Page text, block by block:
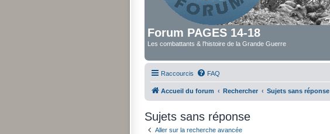
Forum PAGES 14-18
Les combattants & l'histoire de la Grande Guerre
Raccourcis FAQ
Accueil du forum Rechercher Sujets sans réponse
Sujets sans réponse
Aller sur la recherche avancée